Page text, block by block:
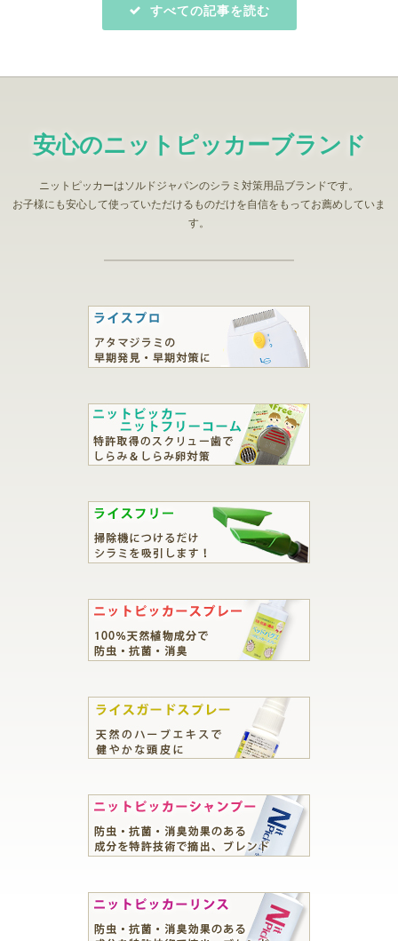
すべての記事を読む
安心のニットピッカーブランド
ニットピッカーはソルドジャパンのシラミ対策用品ブランドです。
お子様にも安心して使っていただけるものだけを自信をもってお薦めしていま
す。